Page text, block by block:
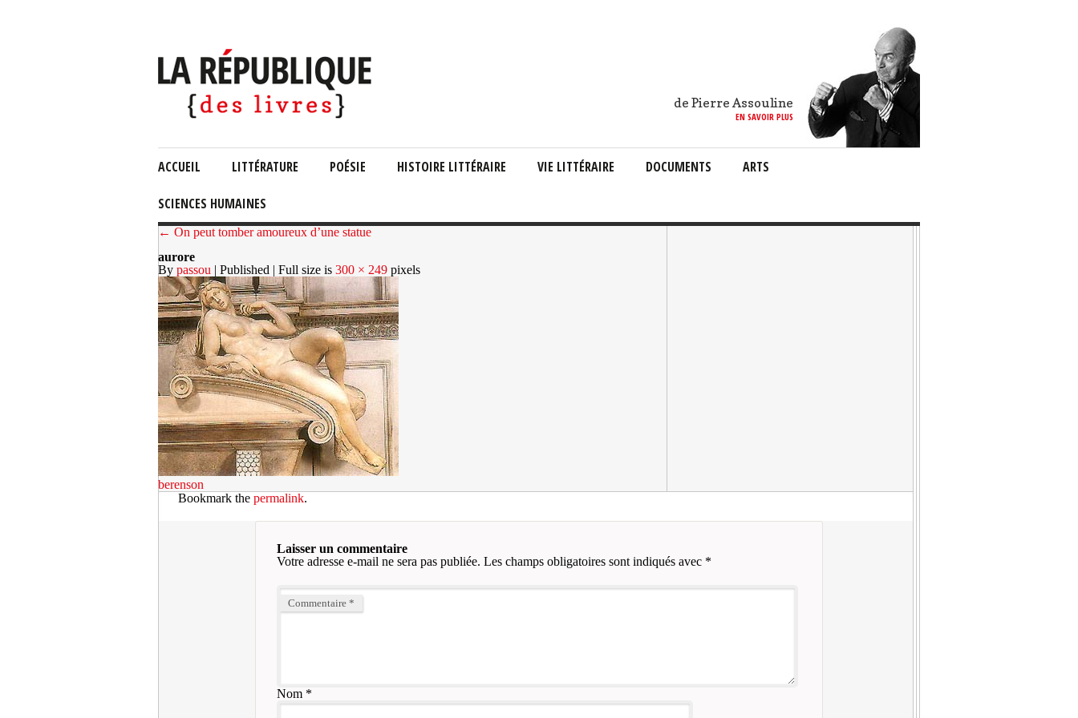
de Pierre Assouline
EN SAVOIR PLUS
ACCUEIL LITTÉRATURE POÉSIE HISTOIRE LITTÉRAIRE VIE LITTÉRAIRE DOCUMENTS ARTS
SCIENCES HUMAINES
← On peut tomber amoureux d’une statue
aurore
By passou | Published | Full size is 300 × 249 pixels
berenson
Bookmark the permalink.
Laisser un commentaire
Votre adresse e-mail ne sera pas publiée. Les champs obligatoires sont indiqués avec *
Commentaire *
Nom*